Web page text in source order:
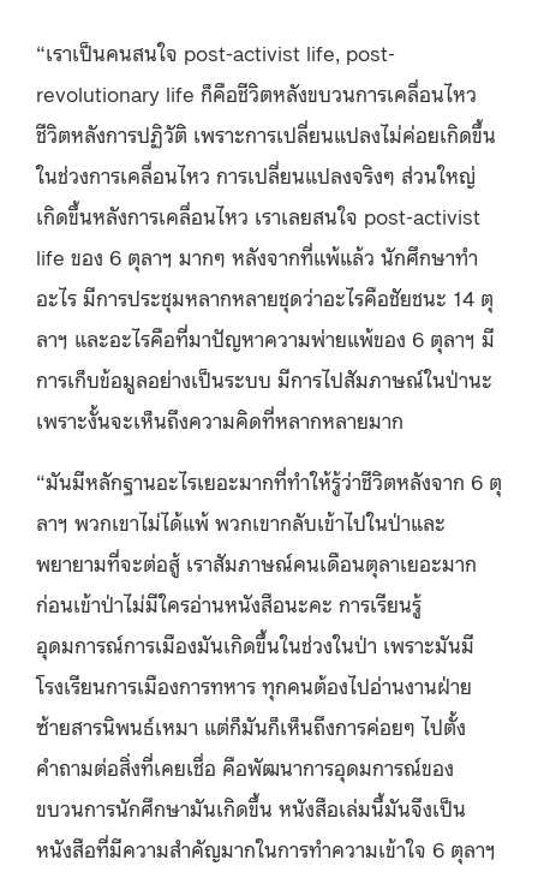
“เราเป็นคนสนใจ post-activist life, post-
revolutionary life ก็คือชีวิตหลังขบวนการเคลื่อนไหว
ชีวิตหลังการปฏิวัติ เพราะการเปลี่ยนแปลงไม่ค่อยเกิดขึ้น
ในช่วงการเคลื่อนไหว การเปลี่ยนแปลงจริงๆ ส่วนใหญ่
เกิดขึ้นหลังการเคลื่อนไหว เราเลยสนใจ post-activist
life ของ 6 ตุลาฯ มากๆ หลังจากที่แพ้แล้ว นักศึกษาทำ
อะไร มีการประชุมหลากหลายชุดว่าอะไรคือชัยชนะ 14 ตุ
ลาฯ และอะไรคือที่มาปัญหาความพ่ายแพ้ของ 6 ตุลาฯ มี
การเก็บข้อมูลอย่างเป็นระบบ มีการไปสัมภาษณ์ในป่านะ
เพราะงั้นจะเห็นถึงความคิดที่หลากหลายมาก
“มันมีหลักฐานอะไรเยอะมากที่ทำให้รู้ว่าชีวิตหลังจาก 6 ตุ
ลาฯ พวกเขาไม่ได้แพ้ พวกเขากลับเข้าไปในป่าและ
พยายามที่จะต่อสู้ เราสัมภาษณ์คนเดือนตุลาเยอะมาก
ก่อนเข้าป่าไม่มีใครอ่านหนังสือนะคะ การเรียนรู้
อุดมการณ์การเมืองมันเกิดขึ้นในช่วงในป่า เพราะมันมี
โรงเรียนการเมืองการทหาร ทุกคนต้องไปอ่านงานฝ่าย
ซ้ายสารนิพนธ์เหมา แต่ก็มันก็เห็นถึงการค่อยๆ ไปตั้ง
คำถามต่อสิ่งที่เคยเชื่อ คือพัฒนาการอุดมการณ์ของ
ขบวนการนักศึกษามันเกิดขึ้น หนังสือเล่มนี้มันจึงเป็น
หนังสือที่มีความสำคัญมากในการทำความเข้าใจ 6 ตุลาฯ